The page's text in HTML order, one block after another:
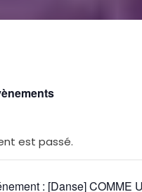
est passé.
: [Danse] COMME